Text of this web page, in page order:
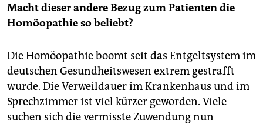
Macht dieser andere Bezug zum Patienten die
Homöopathie so beliebt?
Die Homöopathie boomt seit das Entgeltsystem im
deutschen Gesundheitswesen extrem gestrafft
wurde. Die Verweildauer im Krankenhaus und im
Sprechzimmer ist viel kürzer geworden. Viele
suchen sich die vermisste Zuwendung nun